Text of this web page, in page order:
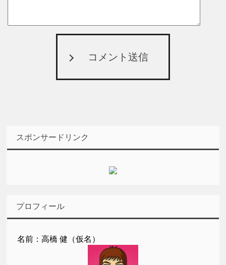
コメント送信
スポンサードリンク
プロフィール
名前：高橋 健（仮名）